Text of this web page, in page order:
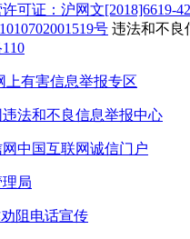
可证：沪网文[2018]6619-
号 违法和不良
上有害信息举报专区
违法和不良信息举报中心
中国互联网诚信门户
理局
阻电话宣传